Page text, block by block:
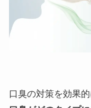
口臭の対策を効果